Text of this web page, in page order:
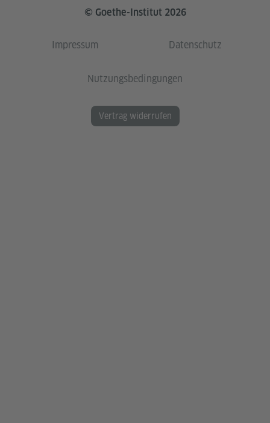
© Goethe-Institut 2026
Impressum Datenschutz
Nutzungsbedingungen
Vertrag widerrufen